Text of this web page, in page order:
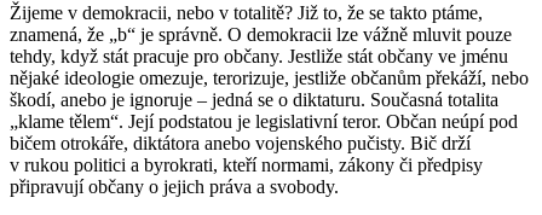
Žijeme v demokracii, nebo v totalitě? Již to, že se takto ptáme,
znamená, že „b“ je správně. O demokracii lze vážně mluvit pouze
tehdy, když stát pracuje pro občany. Jestliže stát občany ve jménu
nějaké ideologie omezuje, terorizuje, jestliže občanům překáží, nebo
škodí, anebo je ignoruje – jedná se o diktaturu. Současná totalita
„klame tělem“. Její podstatou je legislativní teror. Občan neúpí pod
bičem otrokáře, diktátora anebo vojenského pučisty. Bič drží
v rukou politici a byrokrati, kteří normami, zákony či předpisy
připravují občany o jejich práva a svobody.